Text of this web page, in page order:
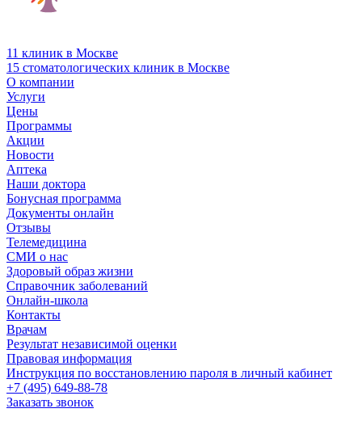
11 клиник в Москве
15 стоматологических клиник в Москве
О компании
Услуги
Цены
Программы
Акции
Новости
Аптека
Наши доктора
Бонусная программа
Документы онлайн
Отзывы
Телемедицина
СМИ о нас
Здоровый образ жизни
Справочник заболеваний
Онлайн-школа
Контакты
Врачам
Результат независимой оценки
Правовая информация
Инструкция по восстановлению пароля в личный кабинет
+7 (495) 649-88-78
Заказать звонок